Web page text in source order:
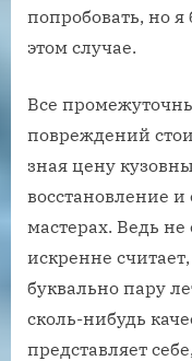
попробовать, но
этом случае.
Все
повреждений
зная цену
восстановление и
мастерах. Ведь
искренне
буквально пару
сколь-нибудь
представляет